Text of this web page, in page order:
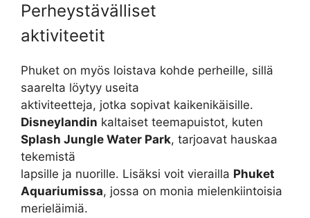
Perheystävälliset
aktiviteetit
Phuket on myös loistava kohde perheille, sillä
saarelta löytyy useita
aktiviteetteja, jotka sopivat kaikenikäisille.
Disneylandin kaltaiset teemapuistot, kuten
Splash Jungle Water Park, tarjoavat hauskaa
tekemistä
lapsille ja nuorille. Lisäksi voit vierailla Phuket
Aquariumissa, jossa on monia mielenkiintoisia
merieläimiä.